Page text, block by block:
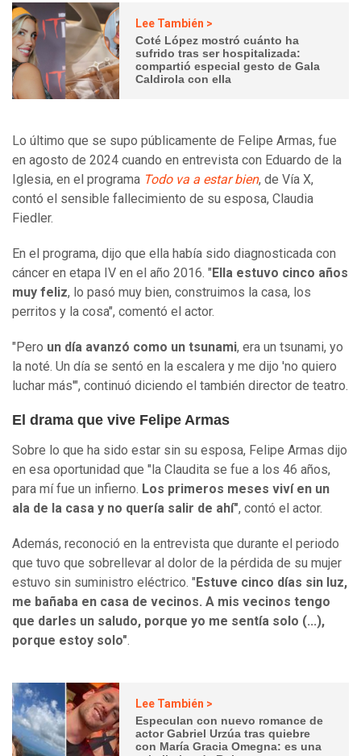
Lee También >
Coté López mostró cuánto ha
sufrido tras ser hospitalizada:
compartió especial gesto de Gala
Caldirola con ella
Lo último que se supo públicamente de Felipe Armas, fue
en agosto de 2024 cuando en entrevista con Eduardo de la
Iglesia, en el programa Todo va a estar bien, de Vía X,
contó el sensible fallecimiento de su esposa, Claudia
Fiedler.
En el programa, dijo que ella había sido diagnosticada con
cáncer en etapa IV en el año 2016. " Ella estuvo cinco años
muy feliz, lo pasó muy bien, construimos la casa, los
perritos y la cosa", comentó el actor.
"Pero un día avanzó como un tsunami, era un tsunami, yo
la noté. Un día se sentó en la escalera y me dijo 'no quiero
luchar más'", continuó diciendo el también director de teatro.
El drama que vive Felipe Armas
Sobre lo que ha sido estar sin su esposa, Felipe Armas dijo
en esa oportunidad que "la Claudita se fue a los 46 años,
para mí fue un infierno. Los primeros meses viví en un
ala de la casa y no quería salir de ahí", contó el actor.
Además, reconoció en la entrevista que durante el periodo
que tuvo que sobrellevar al dolor de la pérdida de su mujer
estuvo sin suministro eléctrico. " Estuve cinco días sin luz,
me bañaba en casa de vecinos. A mis vecinos tengo
que darles un saludo, porque yo me sentía solo (...),
porque estoy solo".
Lee También >
Especulan con nuevo romance de
actor Gabriel Urzúa tras quiebre
con María Gracia Omegna: es una